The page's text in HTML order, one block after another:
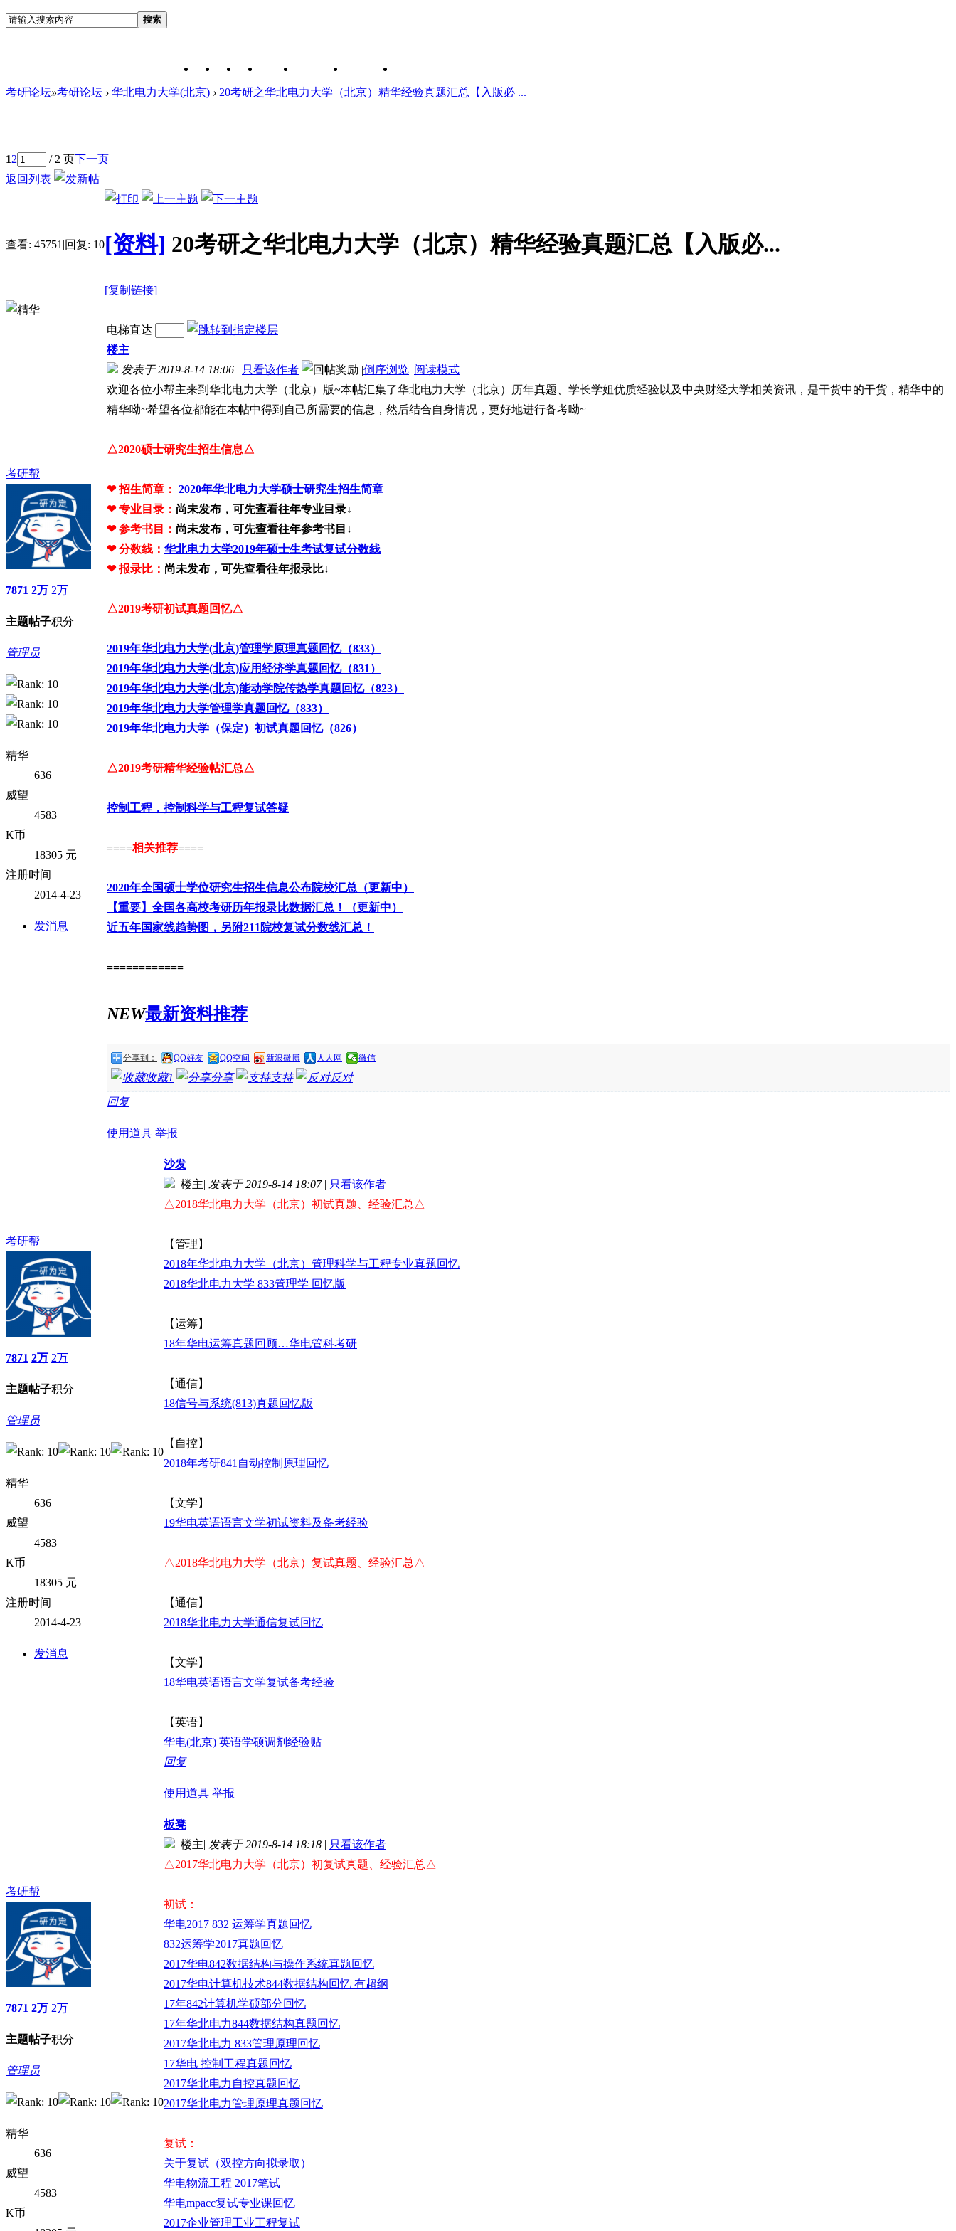
搜索
考研论坛»考研论坛 › 华北电力大学(北京) › 20考研之华北电力大学（北京）精华经验真题汇总【入版必 ...
12 / 2 页下一页
返回列表
查看: 45751 |回复: 10[资料] 20考研之华北电力大学（北京）精华经验真题汇总【入版必...
[复制链接]
考研帮
7871
主题
2万
帖子
2万
积分
管理员
精华
636
威望
4583
K币
18305 元
注册时间
2014-4-23
发消息
电梯直达
楼主
发表于 2019-8-14 18:06 | 只看该作者 |倒序浏览 |阅读模式
欢迎各位小帮主来到华北电力大学（北京）版~本帖汇集了华北电力大学（北京）历年真题、学长学姐优质经验以及中央财经大学相关资讯，是干货中的干货，精华中的
精华呦~希望各位都能在本帖中得到自己所需要的信息，然后结合自身情况，更好地进行备考呦~
△2020硕士研究生招生信息△
❤ 招生简章： 2020年华北电力大学硕士研究生招生简章
❤专业目录： 尚未发布，可先查看往年专业目录↓
❤参考书目 ： 尚未发布，可先查看往年参考书目↓
❤ 分数线 ： 华北电力大学2019年硕士生考试复试分数线
❤ 报录比 ： 尚未发布，可先查看往年报录比↓
△2019考研初试真题回忆△
2019年华北电力大学(北京)管理学原理真题回忆（833）
2019年华北电力大学(北京)应用经济学真题回忆（831）
2019年华北电力大学(北京)能动学院传热学真题回忆（823）
2019年华北电力大学管理学真题回忆（833）
2019年华北电力大学（保定）初试真题回忆（826）
△2019考研精华经验帖汇总△
控制工程，控制科学与工程复试答疑
====相关推荐====
2020年全国硕士学位研究生招生信息公布院校汇总（更新中）
【重要】全国各高校考研历年报录比数据汇总！（更新中）
近五年国家线趋势图，另附211院校复试分数线汇总！
============
NEW最新资料推荐
分享到： QQ好友 QQ空间 新浪微博 人人网 微信
收藏1 分享 支持 反对
回复
使用道具 举报
考研帮
7871
主题
2万
帖子
2万
积分
管理员
精华
636
威望
4583
K币
18305 元
注册时间
2014-4-23
发消息
沙发
楼主| 发表于 2019-8-14 18:07 | 只看该作者
△2018华北电力大学（北京）初试真题、经验汇总△
【管理】
2018年华北电力大学（北京）管理科学与工程专业真题回忆
2018华北电力大学 833管理学 回忆版
【运筹】
18年华电运筹真题回顾…华电管科考研
【通信】
18信号与系统(813)真题回忆版
【自控】
2018年考研841自动控制原理回忆
【文学】
19华电英语语言文学初试资料及备考经验
△2018华北电力大学（北京）复试真题、经验汇总△
【通信】
2018华北电力大学通信复试回忆
【文学】
18华电英语语言文学复试备考经验
【英语】
华电(北京) 英语学硕调剂经验贴
回复
使用道具 举报
考研帮
7871
主题
2万
帖子
2万
积分
管理员
精华
636
威望
4583
K币
板凳
楼主| 发表于 2019-8-14 18:18 | 只看该作者
△2017华北电力大学（北京）初复试真题、经验汇总△
初试：
华电2017 832 运筹学真题回忆
832运筹学2017真题回忆
2017华电842数据结构与操作系统真题回忆
2017华电计算机技术844数据结构回忆 有超纲
17年842计算机学硕部分回忆
17年华北电力844数据结构真题回忆
2017华北电力 833管理原理回忆
17华电 控制工程真题回忆
2017华北电力自控真题回忆
2017华北电力管理原理真题回忆
复试：
关于复试（双控方向拟录取）
华电物流工程 2017笔试
华电mpacc复试专业课回忆
2017企业管理工业工程复试